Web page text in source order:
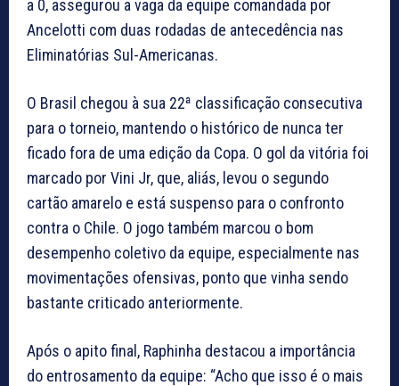
a 0, assegurou a vaga da equipe comandada por
Ancelotti com duas rodadas de antecedência nas
Eliminatórias Sul-Americanas.
O Brasil chegou à sua 22ª classificação consecutiva
para o torneio, mantendo o histórico de nunca ter
ficado fora de uma edição da Copa. O gol da vitória foi
marcado por Vini Jr, que, aliás, levou o segundo
cartão amarelo e está suspenso para o confronto
contra o Chile. O jogo também marcou o bom
desempenho coletivo da equipe, especialmente nas
movimentações ofensivas, ponto que vinha sendo
bastante criticado anteriormente.
Após o apito final, Raphinha destacou a importância
do entrosamento da equipe: “Acho que isso é o mais